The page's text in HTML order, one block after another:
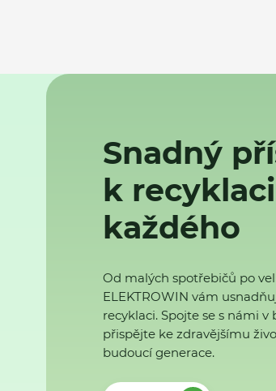
Snadný
k
každého
Od malých spotřebičů po
ELEKTROWIN vám
recyklaci. Spojte se s námi
přispějte ke zdravějšímu
budoucí generace.